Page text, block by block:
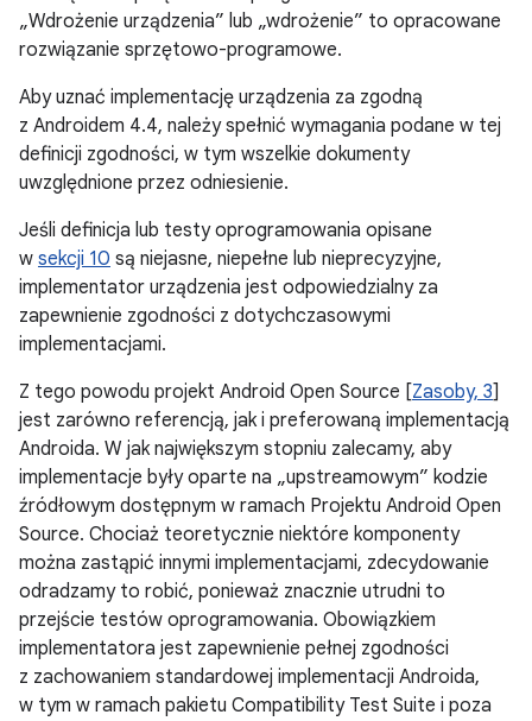
„Wdrożenie urządzenia” lub „wdrożenie” to opracowane
rozwiązanie sprzętowo-programowe.
Aby uznać implementację urządzenia za zgodną
z Androidem 4.4, należy spełnić wymagania podane w tej
definicji zgodności, w tym wszelkie dokumenty
uwzględnione przez odniesienie.
Jeśli definicja lub testy oprogramowania opisane
w sekcji 10 są niejasne, niepełne lub nieprecyzyjne,
implementator urządzenia jest odpowiedzialny za
zapewnienie zgodności z dotychczasowymi
implementacjami.
Z tego powodu projekt Android Open Source [Zasoby, 3]
jest zarówno referencją, jak i preferowaną implementacją
Androida. W jak największym stopniu zalecamy, aby
implementacje były oparte na „upstreamowym” kodzie
źródłowym dostępnym w ramach Projektu Android Open
Source. Chociaż teoretycznie niektóre komponenty
można zastąpić innymi implementacjami, zdecydowanie
odradzamy to robić, ponieważ znacznie utrudni to
przejście testów oprogramowania. Obowiązkiem
implementatora jest zapewnienie pełnej zgodności
z zachowaniem standardowej implementacji Androida,
w tym w ramach pakietu Compatibility Test Suite i poza